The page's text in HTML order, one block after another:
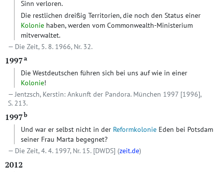
Sinn verloren.
Die restlichen dreißig Territorien, die noch den Status einer
Kolonie haben, werden vom Commonwealth-Ministerium
mitverwaltet.
Die Zeit, 5. 8. 1966, Nr. 32.
1997a
Die Westdeutschen führen sich bei uns auf wie in einer
Kolonie!
Jentzsch, Kerstin: Ankunft der Pandora. München 1997 [1996],
S. 213.
1997b
Und war er selbst nicht in der Reformkolonie Eden bei Potsdam
seiner Frau Marta begegnet?
Die Zeit, 4. 4. 1997, Nr. 15. [DWDS] (zeit.de)
2012